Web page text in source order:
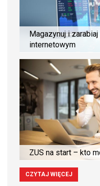
Magazynuj i
internetowym
ZUS na start – kto
CZYTAJ WIĘCEJ